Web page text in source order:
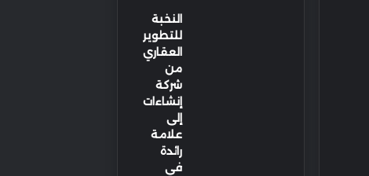
النخبة
للتطوير
العقاري
من
شركة
إنشاءات
إلى
علامة
رائدة
في